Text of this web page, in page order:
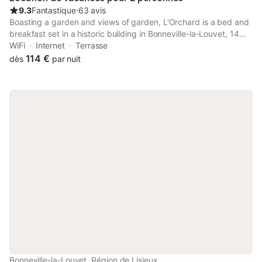
9.3Fantastique⋅63 avis
Boasting a garden and views of garden, L'Orchard is a bed and
breakfast set in a historic building in Bonneville-la-Louvet, 14
km from Cerza Safari Park. This property offers access to a
terrace, free private parking and free WiFi.
WiFi Internet
Terrasse
dès 114 € par nuit
Bonneville-la-Louvet, Région de Lisieux